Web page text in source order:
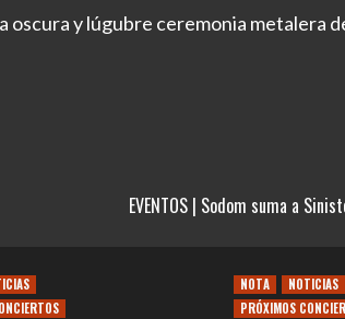
oscura y lúgubre ceremonia metalera
EVENTOS | Sodom suma a
NOTA
NOTICIAS
PRÓXIMOS